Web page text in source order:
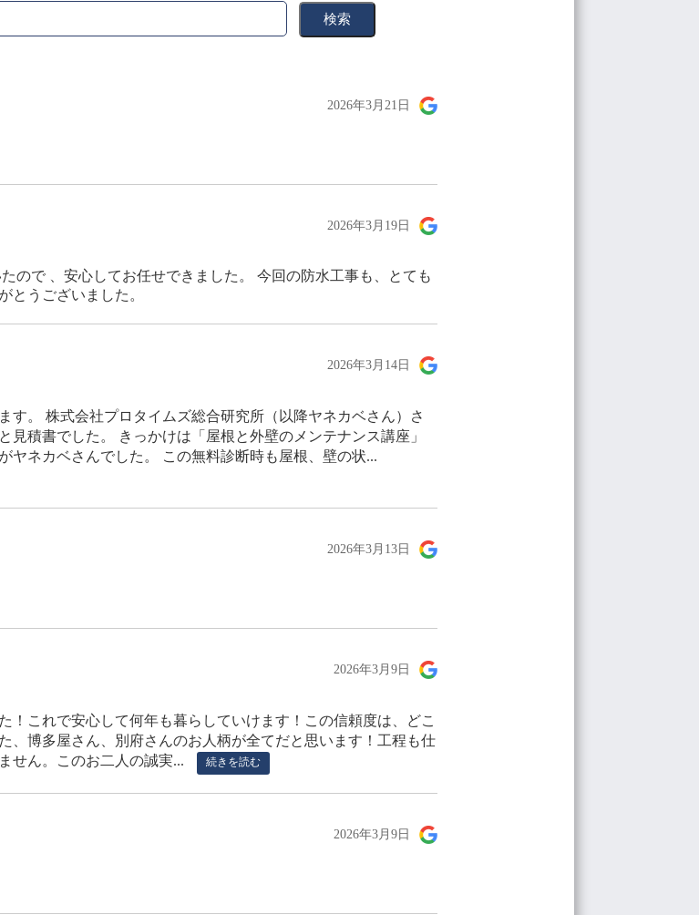
検索
2026年3月21日
2026年3月19日
ので 、安心してお任せできました。 今回の防水工事も、とても
とうございました。
2026年3月14日
す。 株式会社プロタイムズ総合研究所（以降ヤネカベさん）さ
見積書でした。 きっかけは「屋根と外壁のメンテナンス講座」
ヤネカベさんでした。 この無料診断時も屋根、壁の状...
2026年3月13日
2026年3月9日
！これで安心して何年も暮らしていけます！この信頼度は、どこ
博多屋さん、別府さんのお人柄が全てだと思います！工程も仕
せん。このお二人の誠実...
続きを読む
2026年3月9日